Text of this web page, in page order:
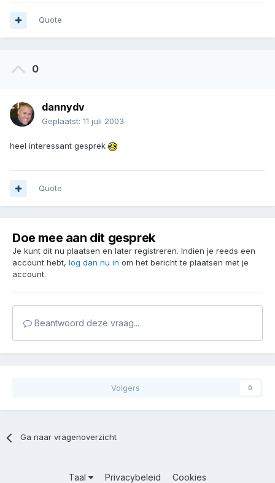
Quote
0
dannydv
Geplaatst: 11 juli 2003
heel interessant gesprek
Quote
Doe mee aan dit gesprek
Je kunt dit nu plaatsen en later registreren. Indien je reeds een
account hebt, log dan nu in om het bericht te plaatsen met je
account.
Beantwoord deze vraag...
Volgers 0
Ga naar vragenoverzicht
Taal Privacybeleid Cookies